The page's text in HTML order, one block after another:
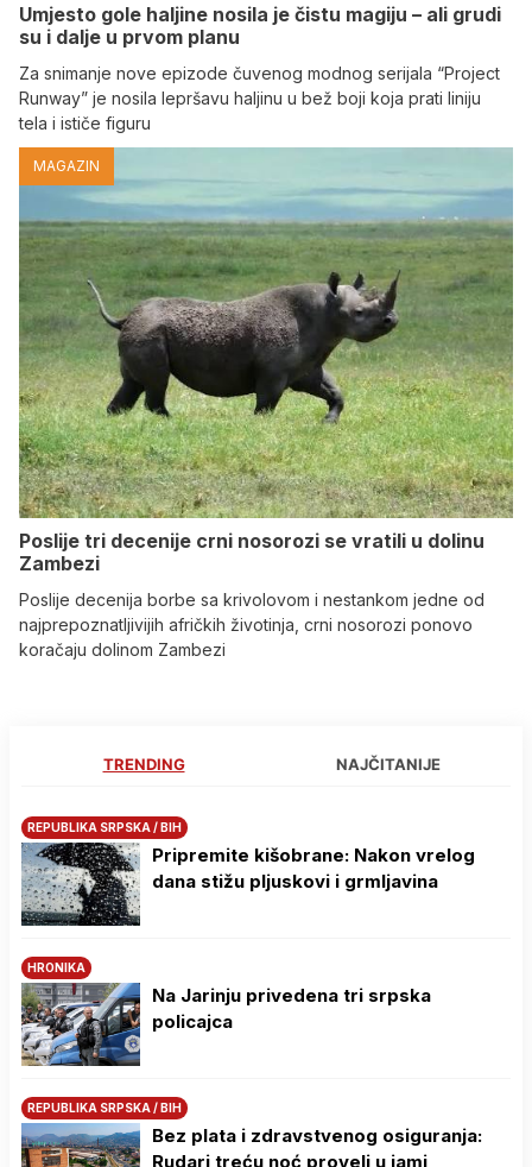
Umjesto gole haljine nosila je čistu magiju – ali grudi
su i dalje u prvom planu
Za snimanje nove epizode čuvenog modnog serijala “Project
Runway” je nosila lepršavu haljinu u bež boji koja prati liniju
tela i ističe figuru
MAGAZIN
Poslije tri decenije crni nosorozi se vratili u dolinu
Zambezi
Poslije decenija borbe sa krivolovom i nestankom jedne od
najprepoznatljivijih afričkih životinja, crni nosorozi ponovo
koračaju dolinom Zambezi
TRENDING NAJČITANIJE
REPUBLIKA SRPSKA / BIH
Pripremite kišobrane: Nakon vrelog
dana stižu pljuskovi i grmljavina
HRONIKA
Na Јarinju privedena tri srpska
policajca
REPUBLIKA SRPSKA / BIH
Bez plata i zdravstvenog osiguranja:
Rudari treću noć proveli u jami